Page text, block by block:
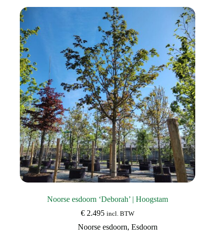
Deze
optie
kan
gekozen
worden
op
de
productpagina
Noorse esdoorn ‘Deborah’ | Hoogstam
€ 2.495 incl. BTW
Noorse esdoorn, Esdoorn